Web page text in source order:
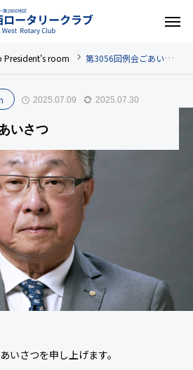
President's room 第3056回例会ごあいさつ
2025.07.09 2025.07.30
いさつ
いさつを申し上げます。